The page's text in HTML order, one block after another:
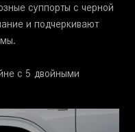
суппорты с черной
и подчеркивают
с 5 двойными